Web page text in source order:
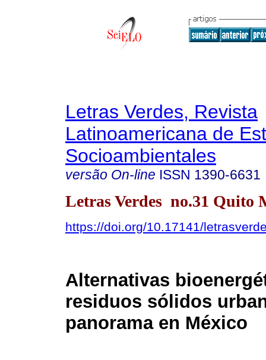
Letras Verdes, Revista
Latinoamericana de
Socioambientales
versão On-line ISSN 1390-6631
Letras Verdes no.31 Quito
https://doi.org/10.17141/
Alternativas
residuos sólidos
panorama en México